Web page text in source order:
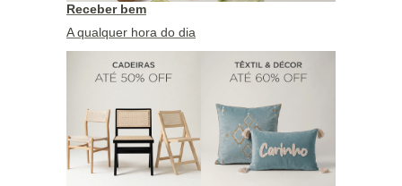
Receber bem
A qualquer hora do dia